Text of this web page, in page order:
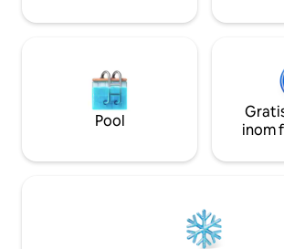
post, sms, WhatsApp, Viber Huset ligger
souvenirbutiker, stormarknader,
sandstranden och kulturella
sevärdheter. Det finns en kyrka nära
huset, så du kan höra klockorna ringa.
Pool
inom